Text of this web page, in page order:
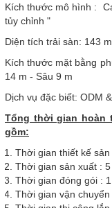
Kích thước mô hình :
tủy chỉnh "
Diện tích trải sàn: 143
Kích thước mặt bằng
14 m - Sâu 9 m
Dịch vụ đặc biết: ODM
Tổng thời gian hoàn
gồm:
Thời gian thiết kế
Thời gian sản xuất :
Thời gian đóng gói :
Thời gian vận